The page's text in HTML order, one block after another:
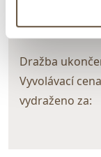
159713.
Dražba
Vyvolávací
vydraženo za: